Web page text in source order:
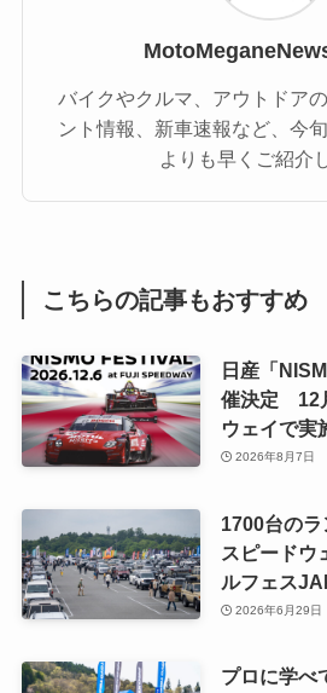
バイクやクルマ、アウトドア
ント情報、新車速報など、今
よりも早くご紹介
こちらの記事もおすすめ
日産「
催決定 12
ウェイで実
2026年8月7日
1700台の
スピードウ
ルフェス
2026年6月29日
プロに学べ